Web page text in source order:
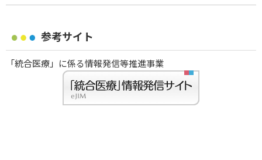
参考サイト
「統合医療」に係る情報発信等推進事業